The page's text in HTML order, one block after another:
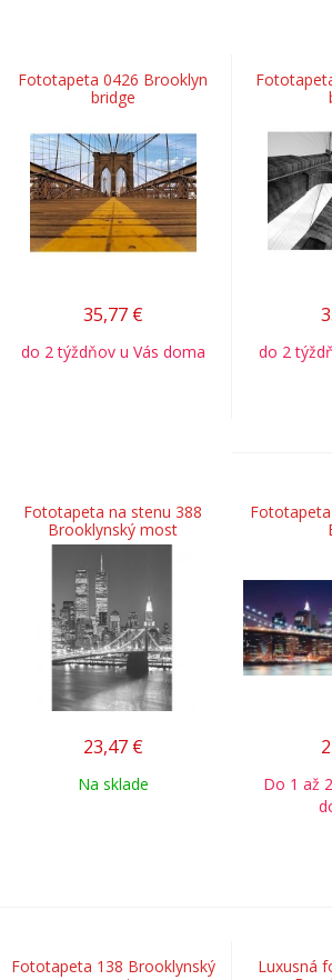
Fototapeta 0426 Brooklyn
bridge
35,77 €
do 2 týždňov u Vás doma do 2
Fototapeta na stenu 388
Brooklynský most
23,47 €
Na sklade
Do 1 až
Fototapeta 138 Brooklynský
Luxusná